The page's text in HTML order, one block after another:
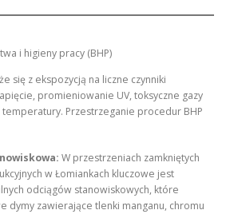
i higieny pracy (BHP)
się z ekspozycją na liczne czynniki
promieniowanie UV, toksyczne gazy
Przestrzeganie procedur BHP
W przestrzeniach zamkniętych
w Łomiankach kluczowe jest
odciągów stanowiskowych, które
dymy zawierające tlenki manganu, chromu